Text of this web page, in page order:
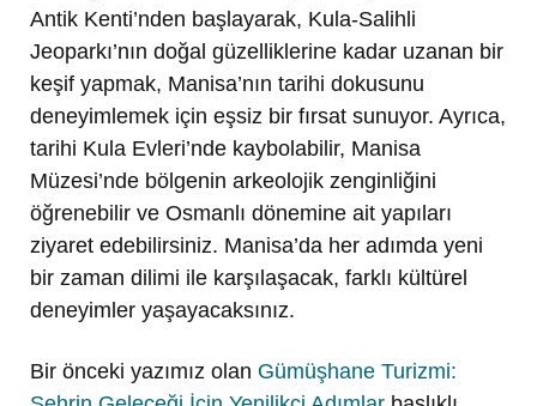
Antik Kenti’nden başlayarak, Kula-Salihli
Jeoparkı’nın doğal güzelliklerine kadar uzanan bir
keşif yapmak, Manisa’nın tarihi dokusunu
deneyimlemek için eşsiz bir fırsat sunuyor. Ayrıca,
tarihi Kula Evleri’nde kaybolabilir, Manisa
Müzesi’nde bölgenin arkeolojik zenginliğini
öğrenebilir ve Osmanlı dönemine ait yapıları
ziyaret edebilirsiniz. Manisa’da her adımda yeni
bir zaman dilimi ile karşılaşacak, farklı kültürel
deneyimler yaşayacaksınız.
Bir önceki yazımız olan Gümüşhane Turizmi: